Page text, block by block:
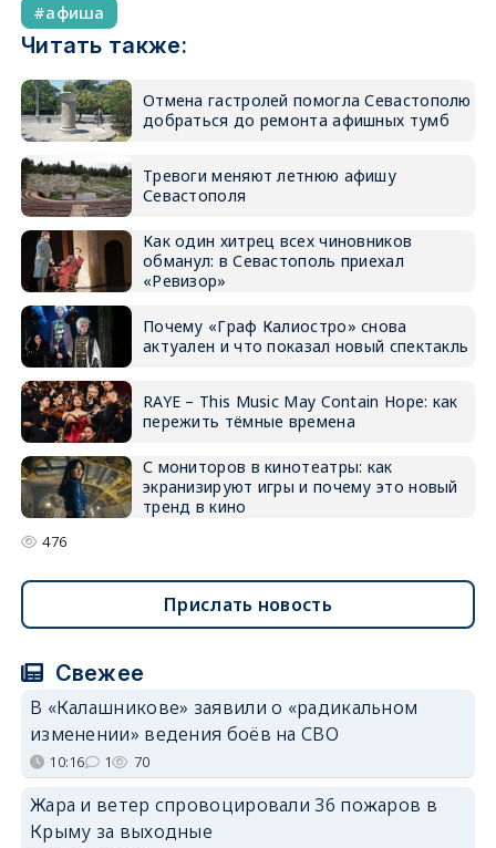
афиша
Читать также:
Отмена гастролей помогла Севастополю
добраться до ремонта афишных тумб
Тревоги меняют летнюю афишу
Севастополя
Как один хитрец всех чиновников
обманул: в Севастополь приехал
«Ревизор»
Почему «Граф Калиостро» снова
актуален и что показал новый спектакль
RAYE – This Music May Contain Hope: как
пережить тёмные времена
С мониторов в кинотеатры: как
экранизируют игры и почему это новый
тренд в кино
476
Прислать новость
Свежее
В «Калашникове» заявили о «радикальном
изменении» ведения боёв на СВО
10:16 1 70
Жара и ветер спровоцировали 36 пожаров в
Крыму за выходные